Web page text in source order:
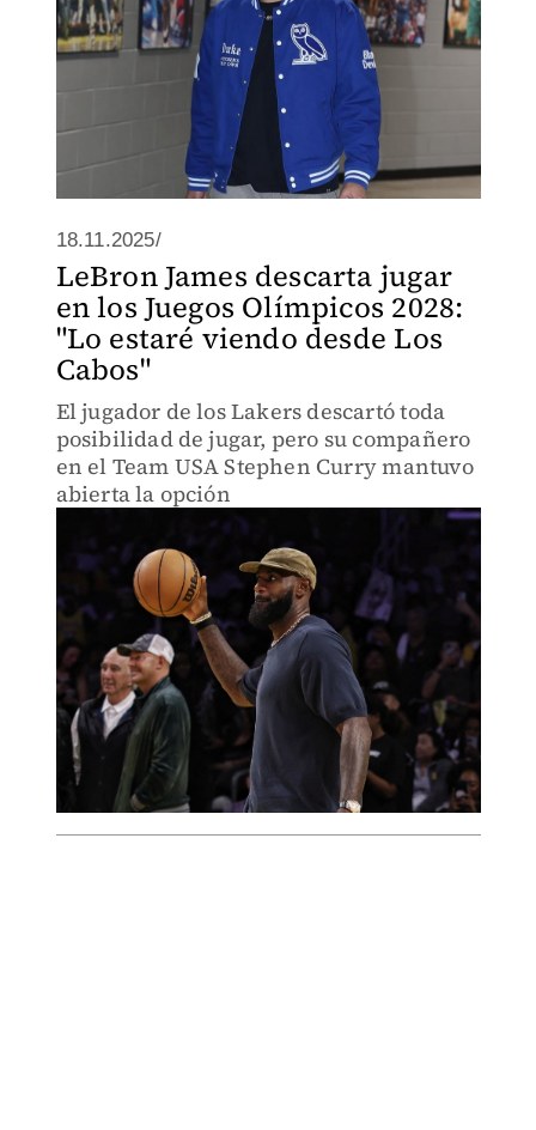
18.11.2025/
LeBron James descarta jugar
en los Juegos Olímpicos 2028:
"Lo estaré viendo desde Los
Cabos"
El jugador de los Lakers descartó toda
posibilidad de jugar, pero su compañero
en el Team USA Stephen Curry mantuvo
abierta la opción